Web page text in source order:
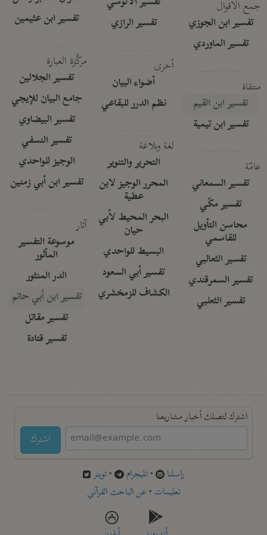
جمع الأقوال
تفسير ابن الجوزي
تفسير الماوردي
منتقاة
تفسير ابن القيم
تفسير ابن تيمية
عامّة
تفسير السمعاني
تفسير مكّي
محاسن التأويل
للقاسمي
تفسير الثعالبي
تفسير السمرقندي
تفسير الثعلبي
تفسير الرازي
أخرى
أضواء البيان
نظم الدرر للبقاعي
لغة وبلاغة
التحرير والتنوير
المحرر الوجيز لابن
عطية
البحر المحيط لأبي
حيان
البسيط للواحدي
تفسير أبي السعود
الكشاف للزمخشري
تفسير ابن عثيمين
مركَّزة العبارة
تفسير الجلالين
جامع البيان للإيجي
تفسير البيضاوي
تفسير النسفي
الوجيز للواحدي
تفسير ابن أبي زمنين
آثار
موسوعة التفسير
المأثور
الدر المنثور
تفسير ابن أبي حاتم
تفسير مقاتل
تفسير قتادة
اشترك لتصلك أخبار مشاريعنا
اشترك
راسلنا •تليجرام •تويتر
تعليمات •عن الباحث القرآني